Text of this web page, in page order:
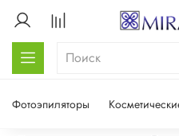
Фотоэпиляторы